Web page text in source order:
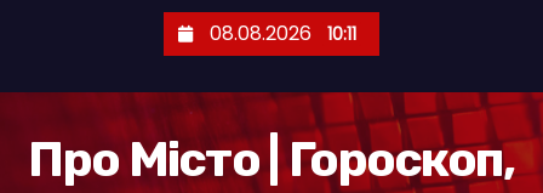
08.08.2026 10:11
Про Місто | Гороскоп,